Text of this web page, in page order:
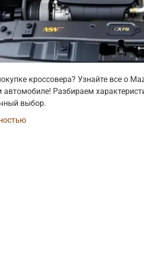
кроссовера? Узнайте все о
автомобиле! Разбираем
выбор.